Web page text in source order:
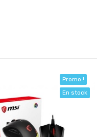
Promo !
En stock